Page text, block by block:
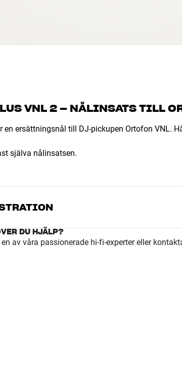
VNL 2 – NÅLINSATS TILL
en ersättningsnål till DJ-pickupen Ortofon VNL.
själva nålinsatsen.
DU HJÄLP?
en av våra passionerade hi-fi-experter eller